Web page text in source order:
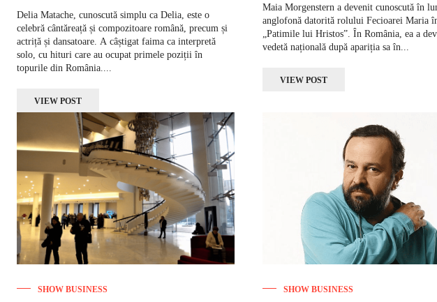
Delia Matache, cunoscută simplu ca Delia, este o
celebră cântăreață și compozitoare română, precum și
actriță și dansatoare. A câștigat faima ca interpretă
solo, cu hituri care au ocupat primele poziții în
topurile din România....
VIEW POST
Maia Morgenstern a devenit cunoscută în
anglofonă datorită rolului Fecioarei Maria
„Patimile lui Hristos”. În România, ea a
vedetă națională după apariția sa în...
VIEW POST
SHOW BUSINESS SHOW BUSINESS